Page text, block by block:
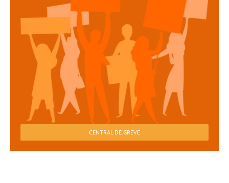
CENTRAL DE GREVE